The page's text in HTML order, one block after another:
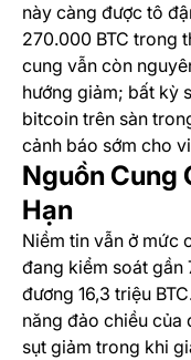
này càng được tô
270.000 BTC trong
cung vẫn còn
hướng giảm; bất kỳ
bitcoin trên sàn
cảnh báo sớm cho
Nguồn Cung
Hạn
Niềm tin vẫn ở mức
đang kiểm soát gần
đương 16,3 triệu
năng đảo chiều của
sụt giảm trong khi